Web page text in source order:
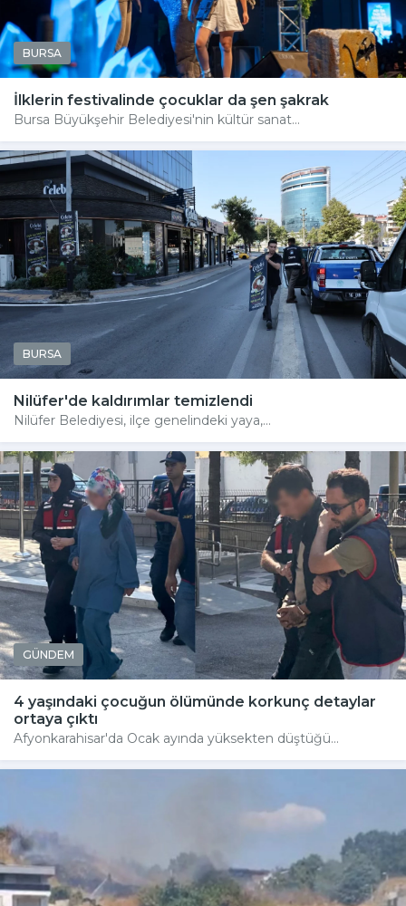
BURSA
İlklerin festivalinde çocuklar da şen şakrak
Bursa Büyükşehir Belediyesi'nin kültür sanat...
BURSA
Nilüfer'de kaldırımlar temizlendi
Nilüfer Belediyesi, ilçe genelindeki yaya,...
GÜNDEM
4 yaşındaki çocuğun ölümünde korkunç detaylar
ortaya çıktı
Afyonkarahisar'da Ocak ayında yüksekten düştüğü...